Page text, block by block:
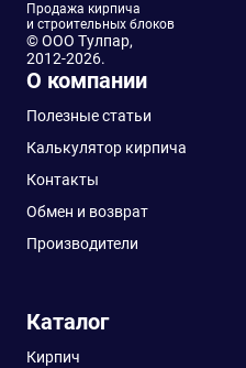
Продажа кирпича
и строительных блоков
© ООО Тулпар,
2012-2026.
О компании
Полезные статьи
Калькулятор кирпича
Контакты
Обмен и возврат
Производители
Каталог
Кирпич